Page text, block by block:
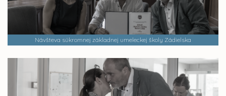
Návšteva súkromnej základnej umeleckej školy Zádielska